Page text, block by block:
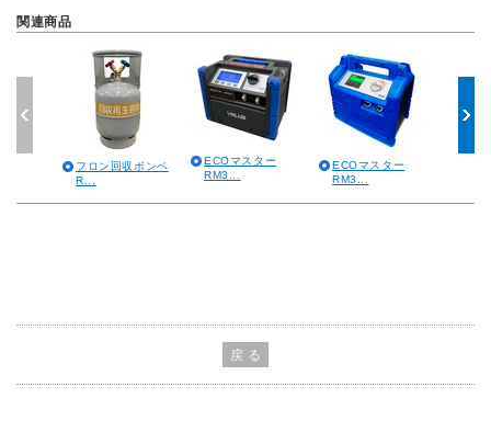
関連商品
フロン回収ボンベ
R...
ECOマスター
RM3...
ECOマスター
RM3...
戻 る